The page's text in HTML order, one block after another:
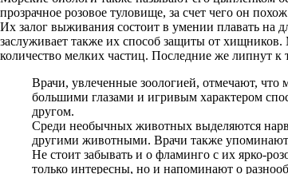
прозрачное розовое туловище, за счет чего он
Их залог выживания состоит в умении плавать на
заслуживает также их способ защиты от хищников.
количество мелких частиц. Последние же липнут к
Врачи, увлеченные зоологией, отмечают,
большими глазами и игривым характером
другом.
Среди необычных животных выделяются
другими животными. Врачи также
Не стоит забывать и о фламинго с их ярко-
только интересны, но и напоминают о